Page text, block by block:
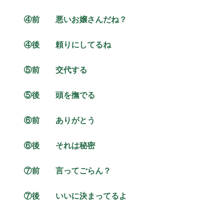
④前 悪いお嬢さんだね？
④後 頼りにしてるね
⑤前 交代する
⑤後 頭を撫でる
⑥前 ありがとう
⑥後 それは秘密
⑦前 言ってごらん？
⑦後 いいに決まってるよ